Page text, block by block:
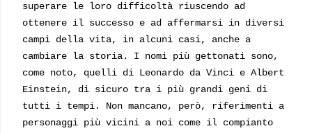
superare le loro difficoltà riuscendo ad
ottenere il successo e ad affermarsi in diversi
campi della vita, in alcuni casi, anche a
cambiare la storia. I nomi più gettonati sono,
come noto, quelli di Leonardo da Vinci e Albert
Einstein, di sicuro tra i più grandi geni di
tutti i tempi. Non mancano, però, riferimenti a
personaggi più vicini a noi come il compianto